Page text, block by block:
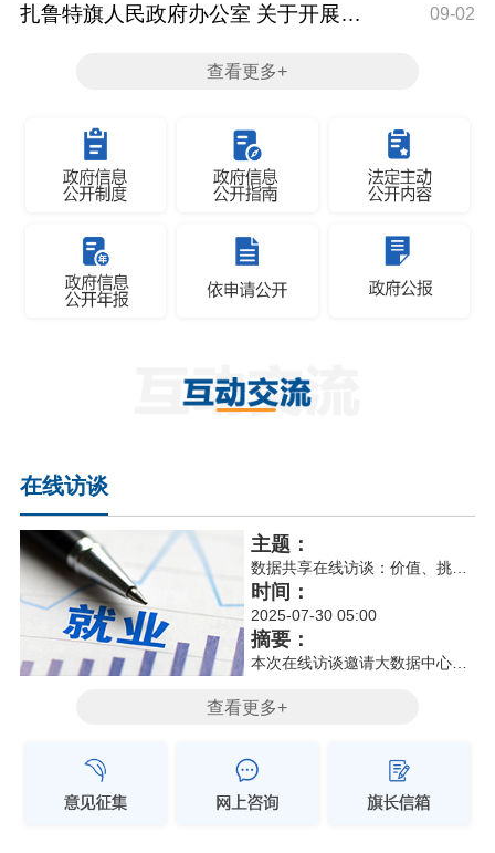
旗2025年国家重...
扎鲁特旗人民政府办公室 关于开展行
09-02
查看更多+
在线访谈
主题：
数据共享在线访谈：价值、挑战与未来展望
时间：
2025-07-30 05:00
摘要：
本次在线访谈邀请大数据中心主任深入探讨数据共享相关话题。阐释了数据共享的定义，即...
查看更多+